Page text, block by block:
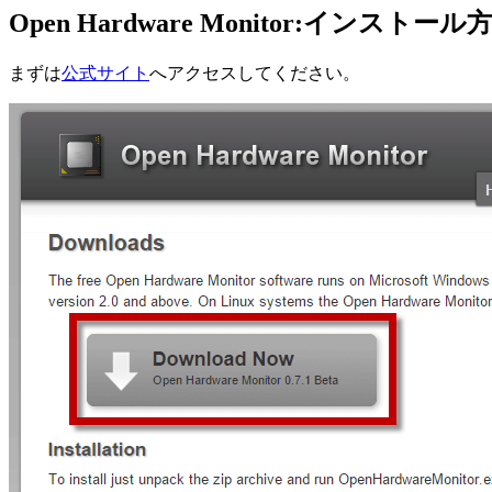
Open Hardware Monitor:インストール
まずは公式サイト へアクセスしてください。